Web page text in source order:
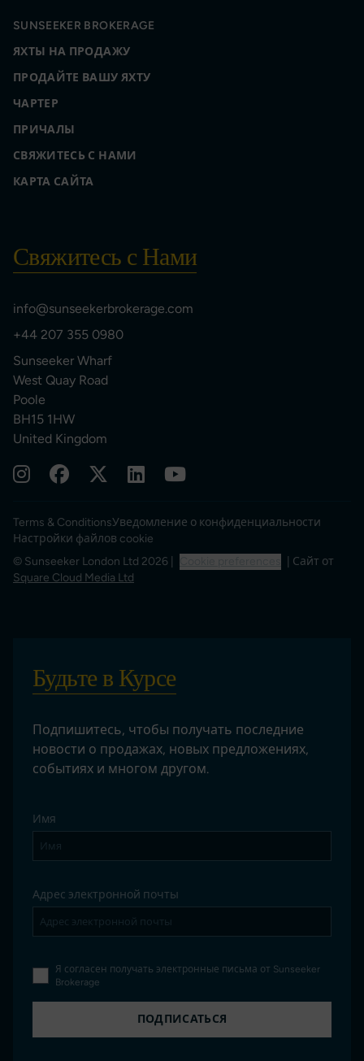
SUNSEEKER BROKERAGE
ЯХТЫ НА ПРОДАЖУ
ПРОДАЙТЕ ВАШУ ЯХТУ
ЧАРТЕР
ПРИЧАЛЫ
СВЯЖИТЕСЬ С НАМИ
КАРТА САЙТА
Свяжитесь с Нами
info@sunseekerbrokerage.com
+44 207 355 0980
Sunseeker Wharf
West Quay Road
Poole
BH15 1HW
United Kingdom
Terms & ConditionsУведомление о конфиденциальности
Настройки файлов cookie
© Sunseeker London Ltd 2026 |
| Сайт от
Square Cloud Media Ltd
Будьте в Курсе
Подпишитесь, чтобы получать последние
новости о продажах, новых предложениях,
событиях и многом другом.
Имя
Адрес электронной почты
Я согласен получать электронные письма от Sunseeker
Brokerage
ПОДПИСАТЬСЯ